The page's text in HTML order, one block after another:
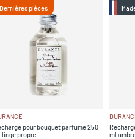
Dernières pièces
pour bouquet parfumé 250
linge propre
ml